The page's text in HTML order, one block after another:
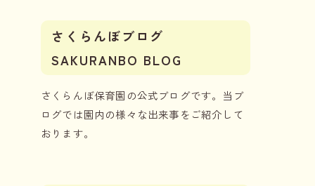
さくらんぼブログ
SAKURANBO BLOG
さくらんぼ保育園の公式ブログです。当ブ
ログでは園内の様々な出来事をご紹介して
おります。